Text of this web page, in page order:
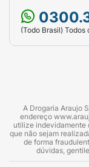
(Todo Brasil)
A Drogaria Araujo
endereço
utilize indevidamente
que não sejam
de forma
dúvidas,